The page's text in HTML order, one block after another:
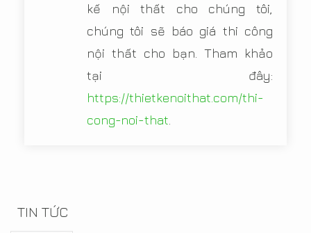
kế nội thất cho chúng tôi,
chúng tôi sẽ báo giá thi công
nội thất cho bạn. Tham khảo
tại đây:
https://thietkenoithat.com/thi-
cong-noi-that
TIN TỨC